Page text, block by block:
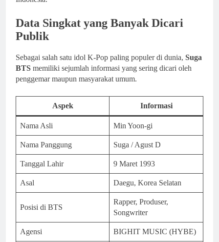
Data Singkat yang Banyak Dicari
Publik
Sebagai salah satu idol K-Pop paling populer di dunia, Suga
BTS memiliki sejumlah informasi yang sering dicari oleh
penggemar maupun masyarakat umum.
Aspek Informasi
Nama Asli Min Yoon-gi
Nama Panggung Suga / Agust D
Tanggal Lahir 9 Maret 1993
Asal Daegu, Korea Selatan
Posisi di BTS
Rapper, Produser,
Songwriter
Agensi BIGHIT MUSIC (HYBE)